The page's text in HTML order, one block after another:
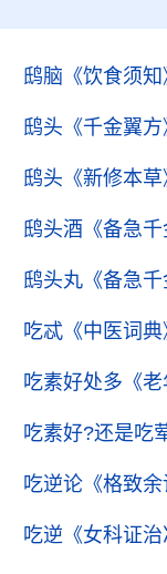
鸱脑 《饮食须知
鸱头 《千金翼方
鸱头 《新修本草
鸱头酒 《备急
鸱头丸 《备急
吃忒 《中医词典
吃素好处多 《
吃素好?还是吃
吃逆论 《格致余
吃逆 《女科证治